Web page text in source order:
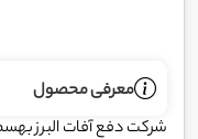
معرفی محصول